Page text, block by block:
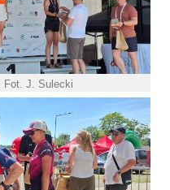
Fot. J. Sulecki